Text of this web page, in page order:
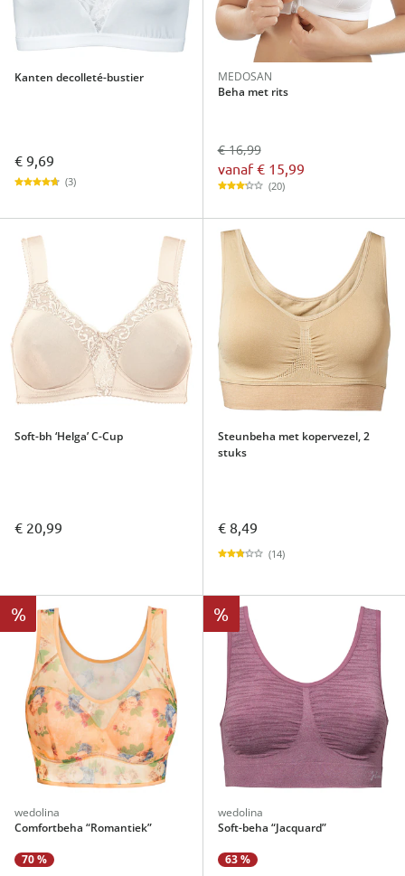
Kanten decolleté-bustier
€ 9,69
(3)
MEDOSAN
Beha met rits
€ 16,99
vanaf€ 15,99
(20)
Soft-bh ‘Helga’ C-Cup
€ 20,99
Steunbeha met kopervezel, 2
stuks
€ 8,49
(14)
%
wedolina
Comfortbeha “Romantiek”
70 %
%
wedolina
Soft-beha “Jacquard”
63 %